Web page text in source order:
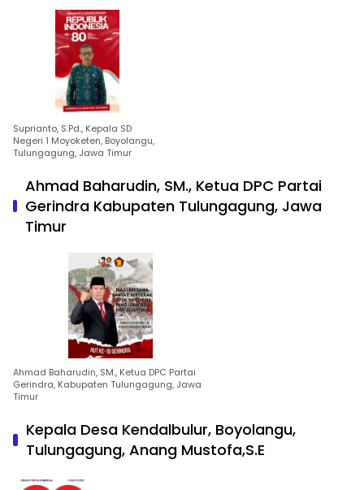
Suprianto, S.Pd., Kepala SD
Negeri 1 Moyoketen, Boyolangu,
Tulungagung, Jawa Timur
Ahmad Baharudin, SM., Ketua DPC Partai
Gerindra Kabupaten Tulungagung, Jawa
Timur
Ahmad Baharudin, SM., Ketua DPC Partai
Gerindra, Kabupaten Tulungagung, Jawa
Timur
Kepala Desa Kendalbulur, Boyolangu,
Tulungagung, Anang Mustofa,S.E